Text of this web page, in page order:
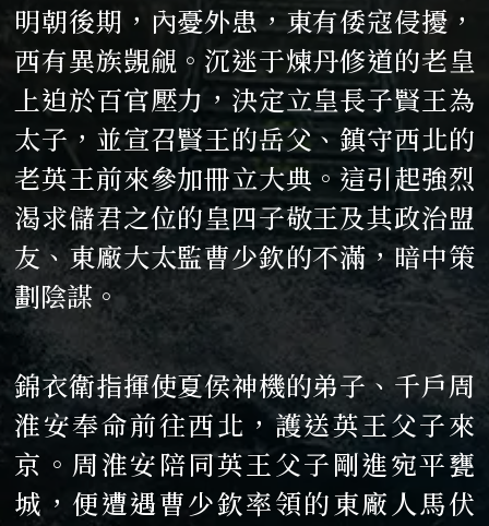
明朝後期，內憂外患，東有倭寇侵擾，
西有異族覬覦。沉迷于煉丹修道的老皇
上迫於百官壓力，決定立皇長子賢王為
太子，並宣召賢王的岳父、鎮守西北的
老英王前來參加冊立大典。這引起強烈
渴求儲君之位的皇四子敬王及其政治盟
友、東廠大太監曹少欽的不滿，暗中策
劃陰謀。
錦衣衛指揮使夏侯神機的弟子、千戶周
淮安奉命前往西北，護送英王父子來
京。周淮安陪同英王父子剛進宛平甕
城，便遭遇曹少欽率領的東廠人馬伏